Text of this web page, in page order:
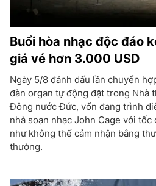
Buổi hòa nhạc độc đáo
giá vé hơn 3.000 USD
Ngày 5/8 đánh dấu lần chuyển
đàn organ tự động đặt trong Nhà
Đông nước Đức, vốn đang trình
nhà soạn nhạc John Cage với tốc
như không thể cảm nhận bằng
thường.